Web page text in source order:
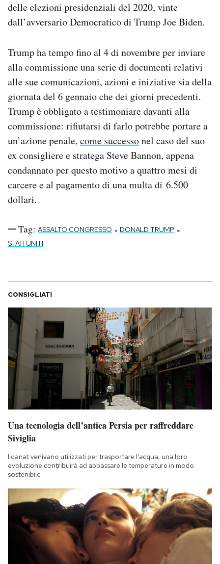
delle elezioni presidenziali del 2020, vinte
dall’avversario Democratico di Trump Joe Biden.
Trump ha tempo fino al 4 di novembre per inviare
alla commissione una serie di documenti relativi
alle sue comunicazioni, azioni e iniziative sia della
giornata del 6 gennaio che dei giorni precedenti.
Trump è obbligato a testimoniare davanti alla
commissione: rifiutarsi di farlo potrebbe portare a
un’azione penale, come successonel caso del suo
ex consigliere e stratega Steve Bannon, appena
condannato per questo motivo a quattro mesi di
carcere e al pagamento di una multa di 6.500
dollari.
Tag: ASSALTO CONGRESSO - DONALD TRUMP -
STATI UNITI
CONSIGLIATI
Una tecnologia dell’antica Persia per raffreddare
Siviglia
I qanat venivano utilizzati per trasportare l'acqua, una loro
evoluzione contribuirà ad abbassare le temperature in modo
sostenibile